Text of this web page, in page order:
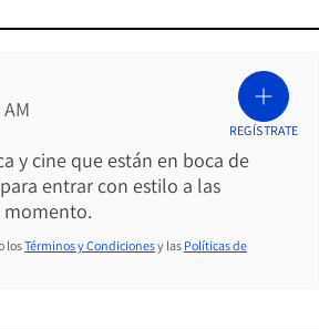
y cine que están en boca de
entrar con estilo a las
momento.
REGÍSTRATE
losTérminos y Condicionesy las Políticas de